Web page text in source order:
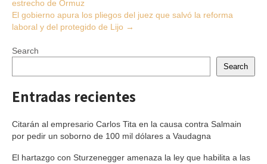
navigation
estrecho de Ormuz
El gobierno apura los pliegos del juez que salvó la reforma
laboral y del protegido de Lijo →
Search
Search
Entradas recientes
Citarán al empresario Carlos Tita en la causa contra Salmain
por pedir un soborno de 100 mil dólares a Vaudagna
El hartazgo con Sturzenegger amenaza la ley que habilita a las